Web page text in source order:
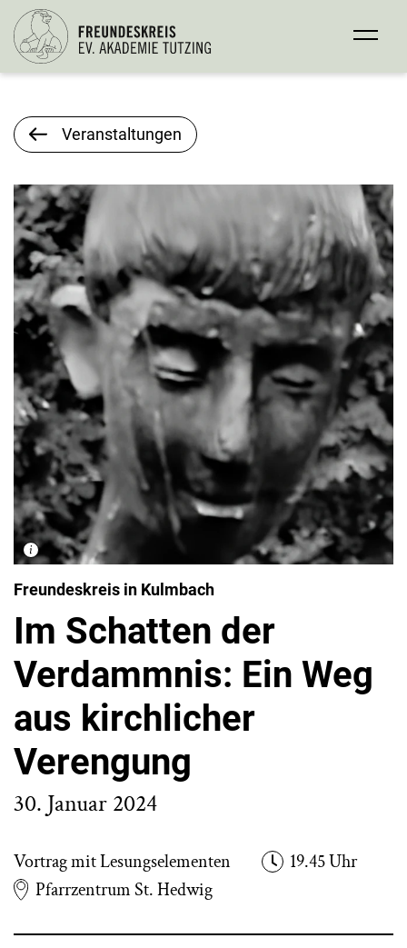
Veranstaltungen
Freundeskreis in Kulmbach
Im Schatten der
Verdammnis: Ein Weg
aus kirchlicher
Verengung
30. Januar 2024
Vortrag mit Lesungselementen
19.45 Uhr
Pfarrzentrum St. Hedwig